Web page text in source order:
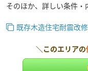
そのほか、詳しい条件・
既存木造住宅耐震改
＼このエリアの